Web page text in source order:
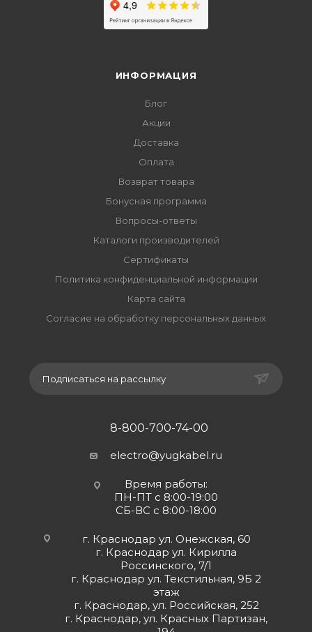
ИНФОРМАЦИЯ
Блог
Акции
Доставка
Оплата
Возврат товара
Бонусная программа
Вопросы-ответы
Каталоги производителей
Сертификаты
Политика конфиденциальной информации
Карта сайта
Согласие на обработку персональных данных
Подписаться на рассылку
8-800-700-74-00
electro@yugkabel.ru
Время работы:
ПН-ПТ с 8:00-19:00
СБ-ВС с 8:00-18:00
г. Краснодар ул. Онежская, 60
г. Краснодар ул. Кирилла
Россинского, 7/1
г. Краснодар ул. Текстильная, 9Б 2
этаж
г. Краснодар, ул. Российская, 252
г. Краснодар, ул. Красных Партизан,